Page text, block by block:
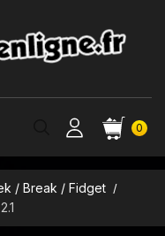
0
/ Break / Fidget